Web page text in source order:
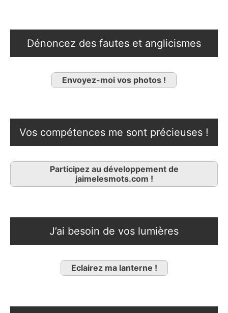
Dénoncez des fautes et anglicismes
Envoyez-moi vos photos !
Vos compétences me sont précieuses !
Participez au développement de
jaimelesmots.com !
J’ai besoin de vos lumières
Eclairez ma lanterne !